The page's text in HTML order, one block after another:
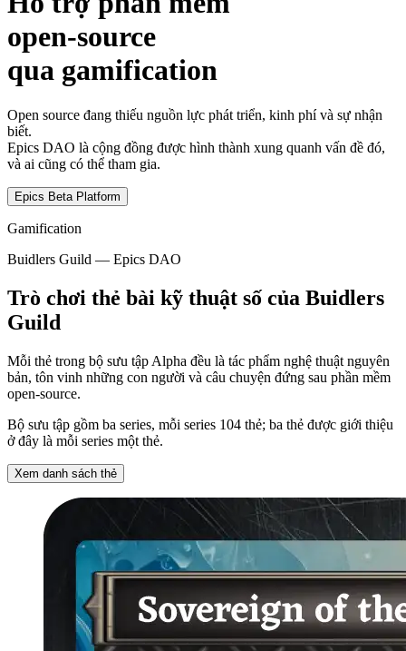
open-source
qua gamification
Open source đang thiếu nguồn lực phát triển, kinh phí và sự nhận
biết.
Epics DAO là cộng đồng được hình thành xung quanh vấn đề đó,
và ai cũng có thể tham gia.
Epics Beta Platform
Gamification
Buidlers Guild — Epics DAO
Trò chơi thẻ bài kỹ thuật số của Buidlers
Guild
Mỗi thẻ trong bộ sưu tập Alpha đều là tác phẩm nghệ thuật nguyên
bản, tôn vinh những con người và câu chuyện đứng sau phần mềm
open-source.
Bộ sưu tập gồm ba series, mỗi series 104 thẻ; ba thẻ được giới thiệu
ở đây là mỗi series một thẻ.
Xem danh sách thẻ